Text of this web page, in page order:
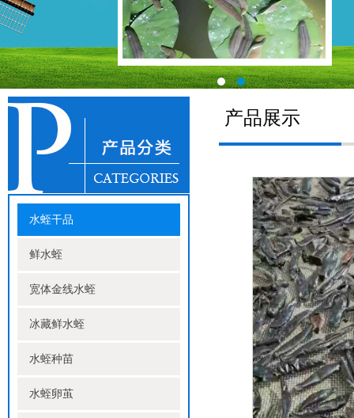
水蛭干品
鲜水蛭
宽体金线水蛭
冰藏鲜水蛭
水蛭种苗
水蛭卵茧
产品展示